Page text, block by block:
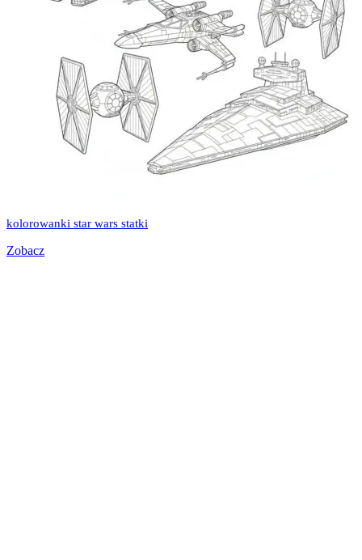
kolorowanki star wars statki
Zobacz